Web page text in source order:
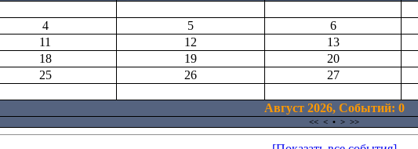
4 5 6
11 12 13
18 19 20
25 26 27
Август 2026, Cобытий: 0
<< < • > >>